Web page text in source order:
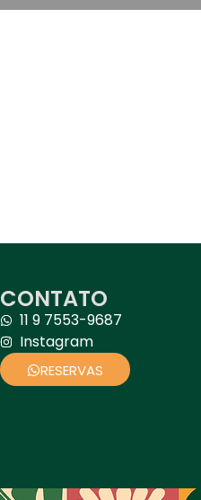
CONTATO
11 9 7553-9687
Instagram
RESERVAS